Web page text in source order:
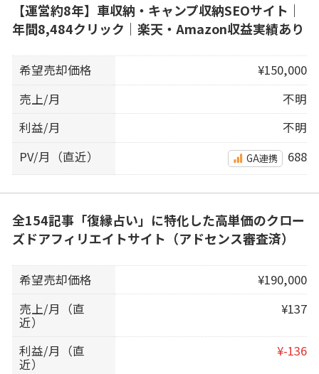
【運営約8年】車収納・キャンプ収納SEOサイト｜
年間8,484クリック｜楽天・Amazon収益実績あり
希望売却価格
¥150,000
売上/月
不明
利益/月
不明
PV/月（直近）
GA連携 688
全154記事「復縁占い」に特化した高単価のクロー
ズドアフィリエイトサイト（アドセンス審査済）
希望売却価格
¥190,000
売上/月（直
近）
¥137
利益/月（直
近）
¥-136